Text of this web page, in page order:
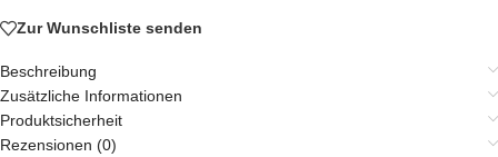
Zur Wunschliste senden
Beschreibung
Zusätzliche Informationen
Produktsicherheit
Rezensionen (0)